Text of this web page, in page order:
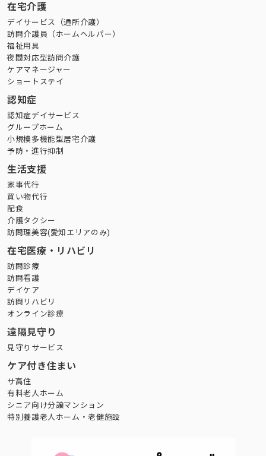
在宅介護
デイサービス（通所介護）
訪問介護員（ホームヘルパー）
福祉用具
夜間対応型訪問介護
ケアマネージャー
ショートステイ
認知症
認知症デイサービス
グループホーム
小規模多機能型居宅介護
予防・進行抑制
生活支援
家事代行
買い物代行
配食
介護タクシー
訪問理美容(愛知エリアのみ)
在宅医療・リハビリ
訪問診療
訪問看護
デイケア
訪問リハビリ
オンライン診療
遠隔見守り
見守りサービス
ケア付き住まい
サ高住
有料老人ホーム
シニア向け分譲マンション
特別養護老人ホーム・老健施設